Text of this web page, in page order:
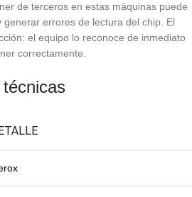
de terceros en estas máquinas puede
generar errores de lectura del chip. El
el equipo lo reconoce de inmediato
correctamente.